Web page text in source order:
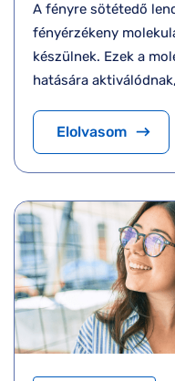
A fényre sötétedő
fényérzékeny
készülnek. Ezek a
hatására
Elolvasom